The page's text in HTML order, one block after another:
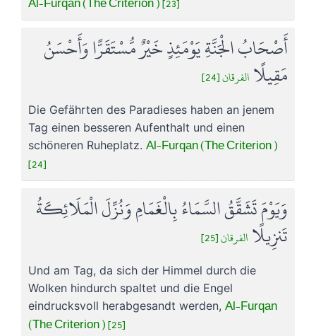
أَصْحَابُ الْجَنَّةِ يَوْمَئِذٍ خَيْرٌ مُّسْتَقَرًّا وَأَحْسَنُ
مَقِيلًا الفرقان [24]
Die Gefährten des Paradieses haben an jenem
Tag einen besseren Aufenthalt und einen
schöneren Ruheplatz. Al-Furqan (The Criterion )
[24]
وَيَوْمَ تَشَقَّقُ السَّمَاءُ بِالْغَمَامِ وَنُزِّلَ الْمَلَائِكَةُ
تَنزِيلًا الفرقان [25]
Und am Tag, da sich der Himmel durch die
Wolken hindurch spaltet und die Engel
eindrucksvoll herabgesandt werden, Al-Furqan
(The Criterion ) [25]